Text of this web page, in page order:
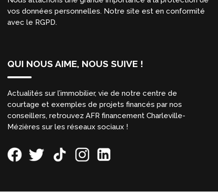
vos données personnelles. Notre site est en conformité
avec le RGPD.
QUI NOUS AIME, NOUS SUIVE !
Actualités sur l’immobilier, vie de notre centre de
courtage et exemples de projets financés par nos
conseillers, retrouvez AFR financement Charleville-
Mézières sur les réseaux sociaux !